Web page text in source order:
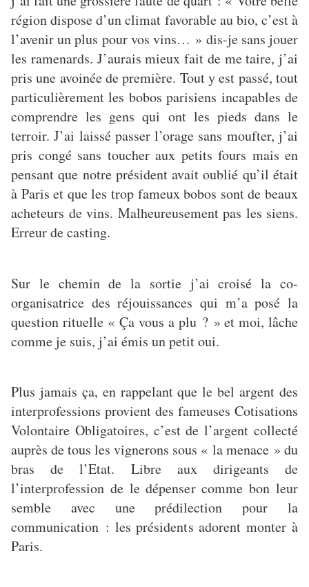
région dispose d’un climat favorable au bio, c’est à
l’avenir un plus pour vos vins… » dis-je sans jouer
les ramenards. J’aurais mieux fait de me taire, j’ai
pris une avoinée de première. Tout y est passé, tout
particulièrement les bobos parisiens incapables de
comprendre les gens qui ont les pieds dans le
terroir. J’ai laissé passer l’orage sans moufter, j’ai
pris congé sans toucher aux petits fours mais en
pensant que notre président avait oublié qu’il était
à Paris et que les trop fameux bobos sont de beaux
acheteurs de vins. Malheureusement pas les siens.
Erreur de casting.
Sur le chemin de la sortie j’ai croisé la co-
organisatrice des réjouissances qui m’a posé la
question rituelle « Ça vous a plu ? » et moi, lâche
comme je suis, j’ai émis un petit oui.
Plus jamais ça, en rappelant que le bel argent des
interprofessions provient des fameuses Cotisations
Volontaire Obligatoires, c’est de l’argent collecté
auprès de tous les vignerons sous « la menace » du
bras de l’Etat. Libre aux dirigeants de
l’interprofession de le dépenser comme bon leur
semble avec une prédilection pour la
communication : les présidents adorent monter à
Paris.